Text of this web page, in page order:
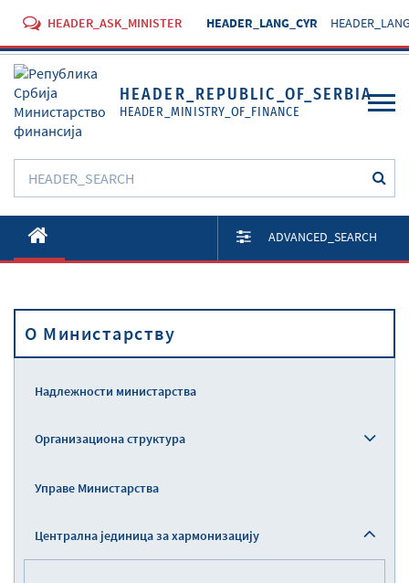
HEADER_ASK_MINISTER HEADER_LANG_CYR
HEADER_REPUBLIC_OF_SERBIA
HEADER_MINISTRY_OF_FINANCE
O Министарству
Активности
Прописи
ADVANCED_SEARCH
O Министарству
Надлежности министарства
Организациона структура
Управе Министарства
Централна јединица за хармонизацију